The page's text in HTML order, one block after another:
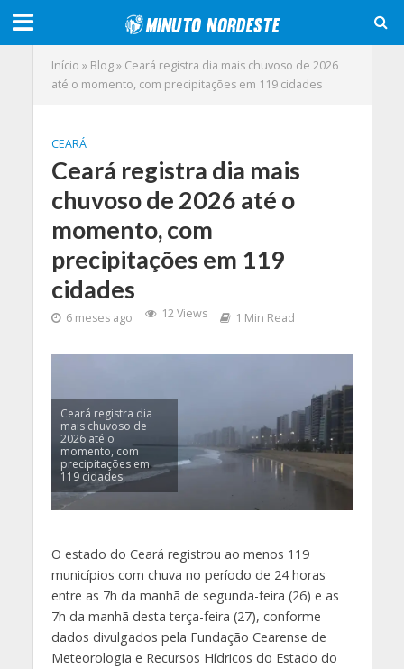
Início » Blog» Ceará registra dia mais chuvoso de 2026
até o momento, com precipitações em 119 cidades
CEARÁ
Ceará registra dia mais
chuvoso de 2026 até o
momento, com
precipitações em 119
cidades
6 meses ago 12 Views 1 Min Read
Ceará registra dia
mais chuvoso de
2026 até o
momento, com
precipitações em
119 cidades
O estado do Ceará registrou ao menos 119
municípios com chuva no período de 24 horas
entre as 7h da manhã de segunda-feira (26) e as
7h da manhã desta terça-feira (27), conforme
dados divulgados pela Fundação Cearense de
Meteorologia e Recursos Hídricos do Estado do